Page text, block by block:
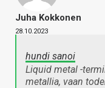
Juha Kokkonen
28.10.2023
hundi sanoi
Liquid metal -
metallia, vaan